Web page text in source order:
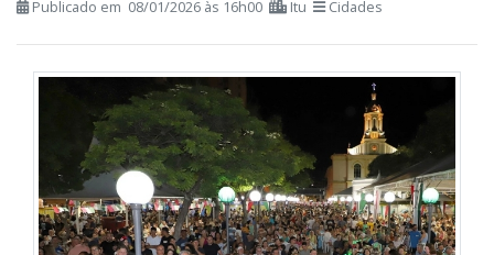
Publicado em 08/01/2026 às 16h00 Itu Cidades